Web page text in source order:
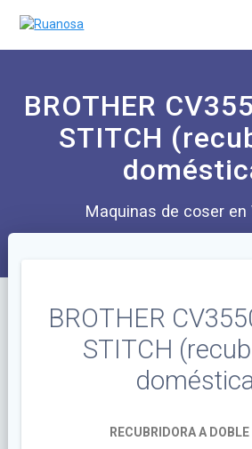
BROTHER
STITCH
Maquinas de coser en
BROTHER
STITCH
RECUBRIDORA A